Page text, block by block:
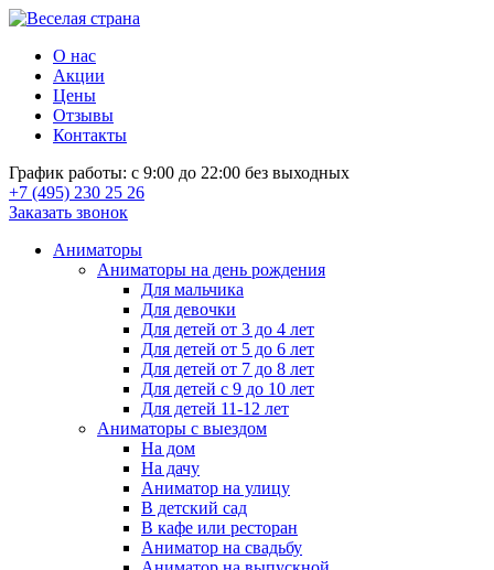
О нас
Акции
Цены
Отзывы
Контакты
График работы: с 9:00 до 22:00 без выходных
+7 (495) 230 25 26
Заказать звонок
Аниматоры
Аниматоры на день рождения
Для мальчика
Для девочки
Для детей от 3 до 4 лет
Для детей от 5 до 6 лет
Для детей от 7 до 8 лет
Для детей с 9 до 10 лет
Для детей 11-12 лет
Аниматоры с выездом
На дом
На дачу
Аниматор на улицу
В детский сад
В кафе или ресторан
Аниматор на свадьбу